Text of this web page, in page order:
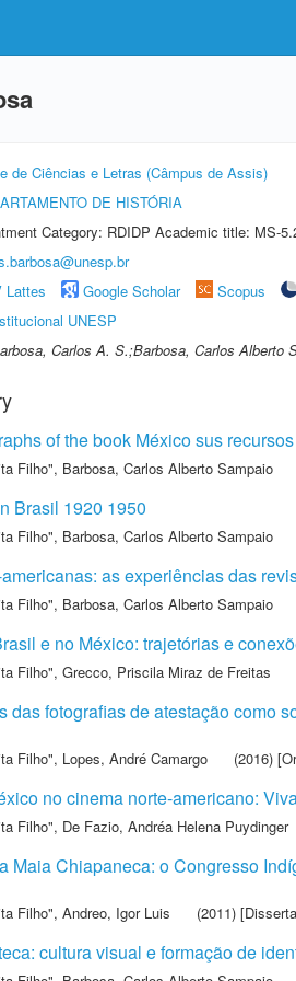
de Ciências e Letras (Câmpus de Assis)
DE HISTÓRIA
Category: RDIDP Academic title: MS-
Lattes Google Scholar Scopus
UNESP
Carlos A. S.;Barbosa, Carlos Alberto
of the book México sus
Filho", Barbosa, Carlos Alberto Sampaio
Brasil 1920 1950
Filho", Barbosa, Carlos Alberto Sampaio
as experiências das
Filho", Barbosa, Carlos Alberto Sampaio
e no México: trajetórias e
Filho", Grecco, Priscila Miraz de Freitas
das fotografias de atestação como
Filho", Lopes, André Camargo (2016)
no cinema norte-americano:
Filho", De Fazio, Andréa Helena Puydinger
Maia Chiapaneca: o Congresso
Filho", Andreo, Igor Luis (2011)
cultura visual e formação de